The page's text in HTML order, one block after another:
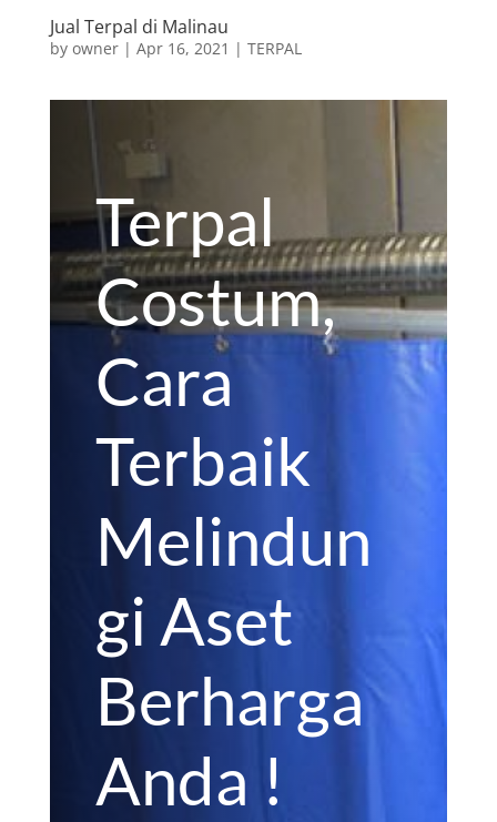
Jual Terpal di Malinau
by owner| Apr 16, 2021 | TERPAL
Terpal
Costum,
Cara
Terbaik
Melindun
gi Aset
Berharga
Anda !